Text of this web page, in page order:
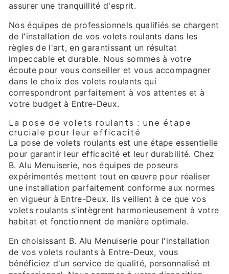
assurer une tranquillité d'esprit.
Nos équipes de professionnels qualifiés se chargent
de l'installation de vos volets roulants dans les
règles de l'art, en garantissant un résultat
impeccable et durable. Nous sommes à votre
écoute pour vous conseiller et vous accompagner
dans le choix des volets roulants qui
correspondront parfaitement à vos attentes et à
votre budget à Entre-Deux.
La pose de volets roulants : une étape
cruciale pour leur efficacité
La pose de volets roulants est une étape essentielle
pour garantir leur efficacité et leur durabilité. Chez
B. Alu Menuiserie, nos équipes de poseurs
expérimentés mettent tout en œuvre pour réaliser
une installation parfaitement conforme aux normes
en vigueur à Entre-Deux. Ils veillent à ce que vos
volets roulants s'intègrent harmonieusement à votre
habitat et fonctionnent de manière optimale.
En choisissant B. Alu Menuiserie pour l'installation
de vos volets roulants à Entre-Deux, vous
bénéficiez d'un service de qualité, personnalisé et